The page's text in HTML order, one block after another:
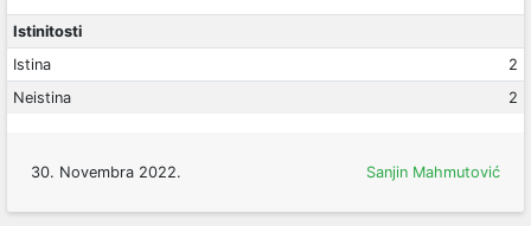
Istinitosti
Istina
2
Neistina
2
30. Novembra 2022. Sanjin Mahmutović